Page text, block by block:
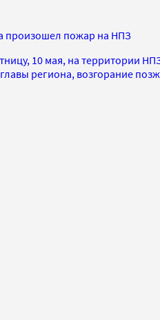
произошел пожар на НПЗ
10 мая, на территории
региона, возгорание